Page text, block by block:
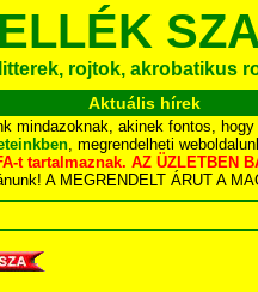
rojtok, akrobatikus
Aktuális hírek
mindazoknak, akinek fontos,
, megrendelheti
t tartalmaznak. AZ ÜZLETBEN
A MEGRENDELT ÁRUT A